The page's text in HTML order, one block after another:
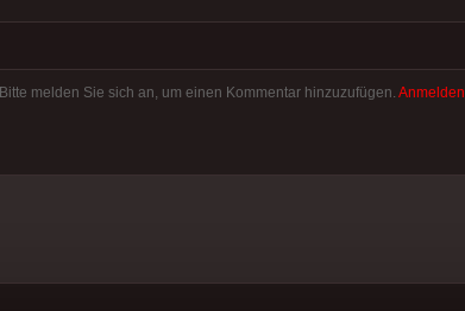
Bitte melden Sie sich an, um einen Kommentar hinzuzufügen. Anmelden